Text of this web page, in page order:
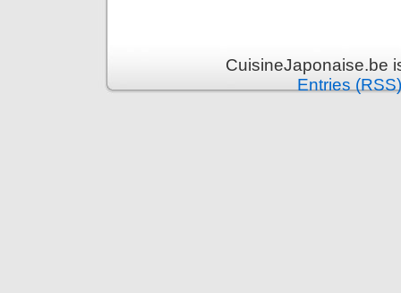
CuisineJaponaise.be
Entries (RSS)